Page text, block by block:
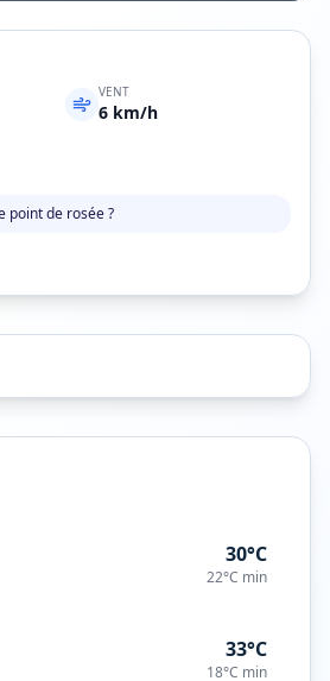
VENT
6km/h
point de rosée ?
30°C
22°C min
33°C
18°C min